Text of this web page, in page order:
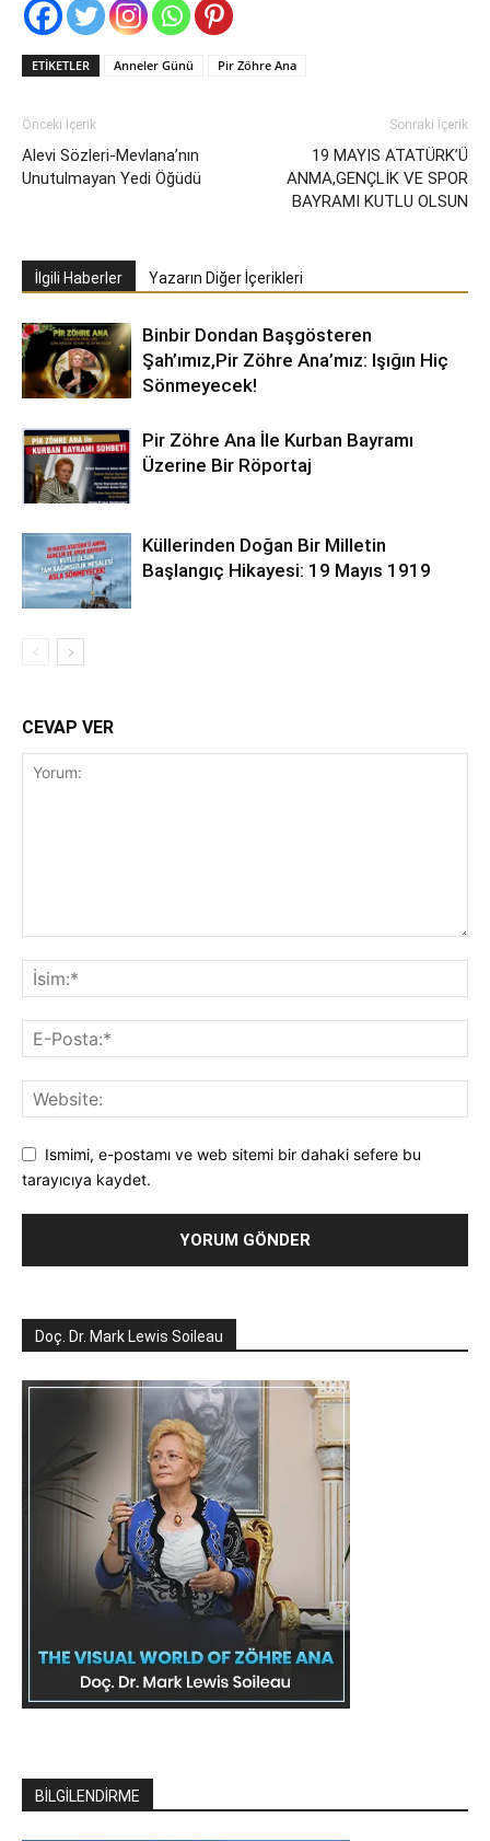
ETIKETLER Anneler Günü Pir Zöhre Ana
Önceki İçerik
Alevi Sözleri-Mevlana’nın
Unutulmayan Yedi Öğüdü
Sonraki İçerik
19 MAYIS ATATÜRK’Ü
ANMA,GENÇLİK VE SPOR
BAYRAMI KUTLU OLSUN
İlgili Haberler Yazarın Diğer İçerikleri
Binbir Dondan Başgösteren
Şah’ımız,Pir Zöhre Ana’mız: Işığın Hiç
Sönmeyecek!
Pir Zöhre Ana İle Kurban Bayramı
Üzerine Bir Röportaj
Küllerinden Doğan Bir Milletin
Başlangıç Hikayesi: 19 Mayıs 1919
CEVAP VER
Ismimi, e-postamı ve web sitemi bir dahaki sefere bu
tarayıcıya kaydet.
Doç. Dr. Mark Lewis Soileau
BİLGİLENDİRME